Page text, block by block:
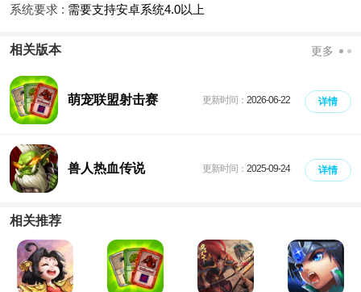
系统要求 : 需要支持安卓系统4.0以上
相关版本 更多
萌宠联盟射击赛 更新时间： 2026-06-22 详情
兽人热血传说 更新时间： 2025-09-24 详情
相关推荐